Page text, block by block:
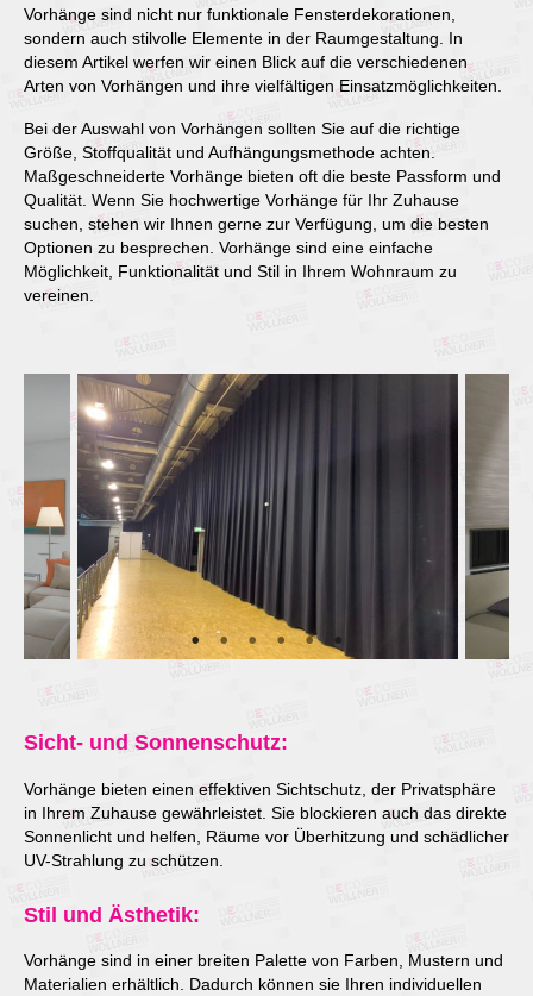
Vorhänge sind nicht nur funktionale Fensterdekorationen,
sondern auch stilvolle Elemente in der Raumgestaltung. In
diesem Artikel werfen wir einen Blick auf die verschiedenen
Arten von Vorhängen und ihre vielfältigen Einsatzmöglichkeiten.
Bei der Auswahl von Vorhängen sollten Sie auf die richtige
Größe, Stoffqualität und Aufhängungsmethode achten.
Maßgeschneiderte Vorhänge bieten oft die beste Passform und
Qualität. Wenn Sie hochwertige Vorhänge für Ihr Zuhause
suchen, stehen wir Ihnen gerne zur Verfügung, um die besten
Optionen zu besprechen. Vorhänge sind eine einfache
Möglichkeit, Funktionalität und Stil in Ihrem Wohnraum zu
vereinen.
Sicht- und Sonnenschutz:
Vorhänge bieten einen effektiven Sichtschutz, der Privatsphäre
in Ihrem Zuhause gewährleistet. Sie blockieren auch das direkte
Sonnenlicht und helfen, Räume vor Überhitzung und schädlicher
UV-Strahlung zu schützen.
Stil und Ästhetik:
Vorhänge sind in einer breiten Palette von Farben, Mustern und
Materialien erhältlich. Dadurch können sie Ihren individuellen